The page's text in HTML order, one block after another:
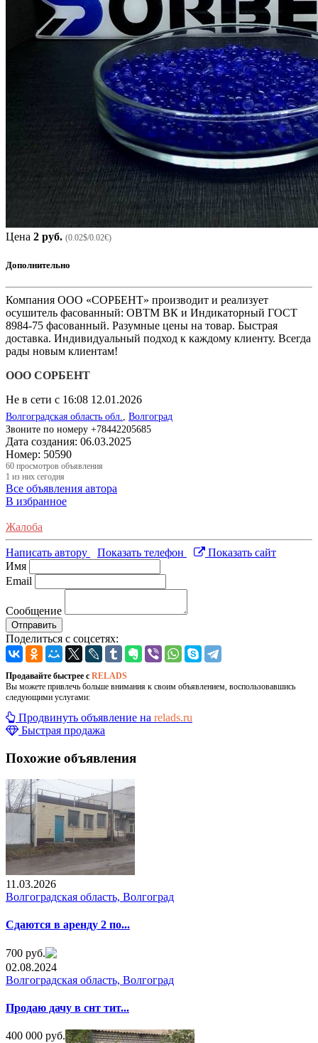
Цена 2 руб. (0.02$/0.02€)
Дополнительно
Компания ООО «СОРБЕНТ» производит и реализует
осушитель фасованный: ОВТМ ВК и Индикаторный ГОСТ
8984-75 фасованный. Разумные цены на товар. Быстрая
доставка. Индивидуальный подход к каждому клиенту. Всегда
рады новым клиентам!
ООО СОРБЕНТ
Не в сети с 16:08 12.01.2026
Волгоградская область обл.
Волгоград
Звоните по номеру +78442205685
Дата создания: 06.03.2025
Номер: 50590
60 просмотров объявления
1 из них сегодня
Все объявления автора
В избранное
Жалоба
Написать автору Показать телефон
Показать сайт
Имя
Email
Сообщение
Отправить
Поделиться с соцсетях:
Продавайте быстрее с RELADS
Вы можете привлечь больше внимания к своим объявлением, воспользовавшись
следующими услугами:
Продвинуть объявление на relads.ru
Быстрая продажа
Похожие объявления
11.03.2026
Волгоградская область, Волгоград
Сдаются в аренду 2 по...
700 руб.
02.08.2024
Волгоградская область, Волгоград
Продаю дачу в снт тит...
400 000 руб.